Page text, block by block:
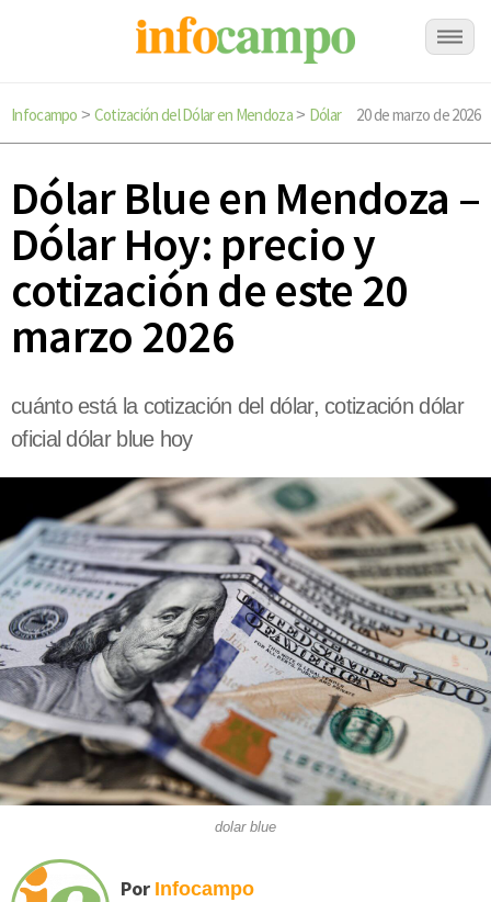
Infocampo > Cotización del Dólar en Mendoza> Dólar 20 de marzo de 2026
Dólar Blue en Mendoza –
Dólar Hoy: precio y
cotización de este 20
marzo 2026
cuánto está la cotización del dólar, cotización dólar
oficial dólar blue hoy
dolar blue
Por Infocampo